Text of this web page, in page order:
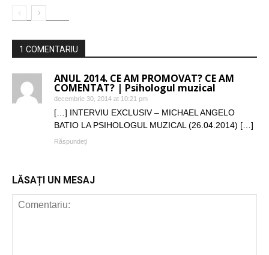
1 COMENTARIU
ANUL 2014. CE AM PROMOVAT? CE AM
COMENTAT? | Psihologul muzical
decembrie 30, 2014 at 10:21 pm
[…] INTERVIU EXCLUSIV – MICHAEL ANGELO
BATIO LA PSIHOLOGUL MUZICAL (26.04.2014) […]
Răspundeți
LĂSAȚI UN MESAJ